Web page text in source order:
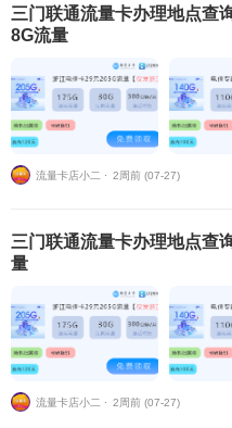
三门联通流量卡办理地点查
8G流量
流量卡店小二 ⋅ 2周前 (07-27)
三门联通流量卡办理地点查
量
流量卡店小二 ⋅ 2周前 (07-27)